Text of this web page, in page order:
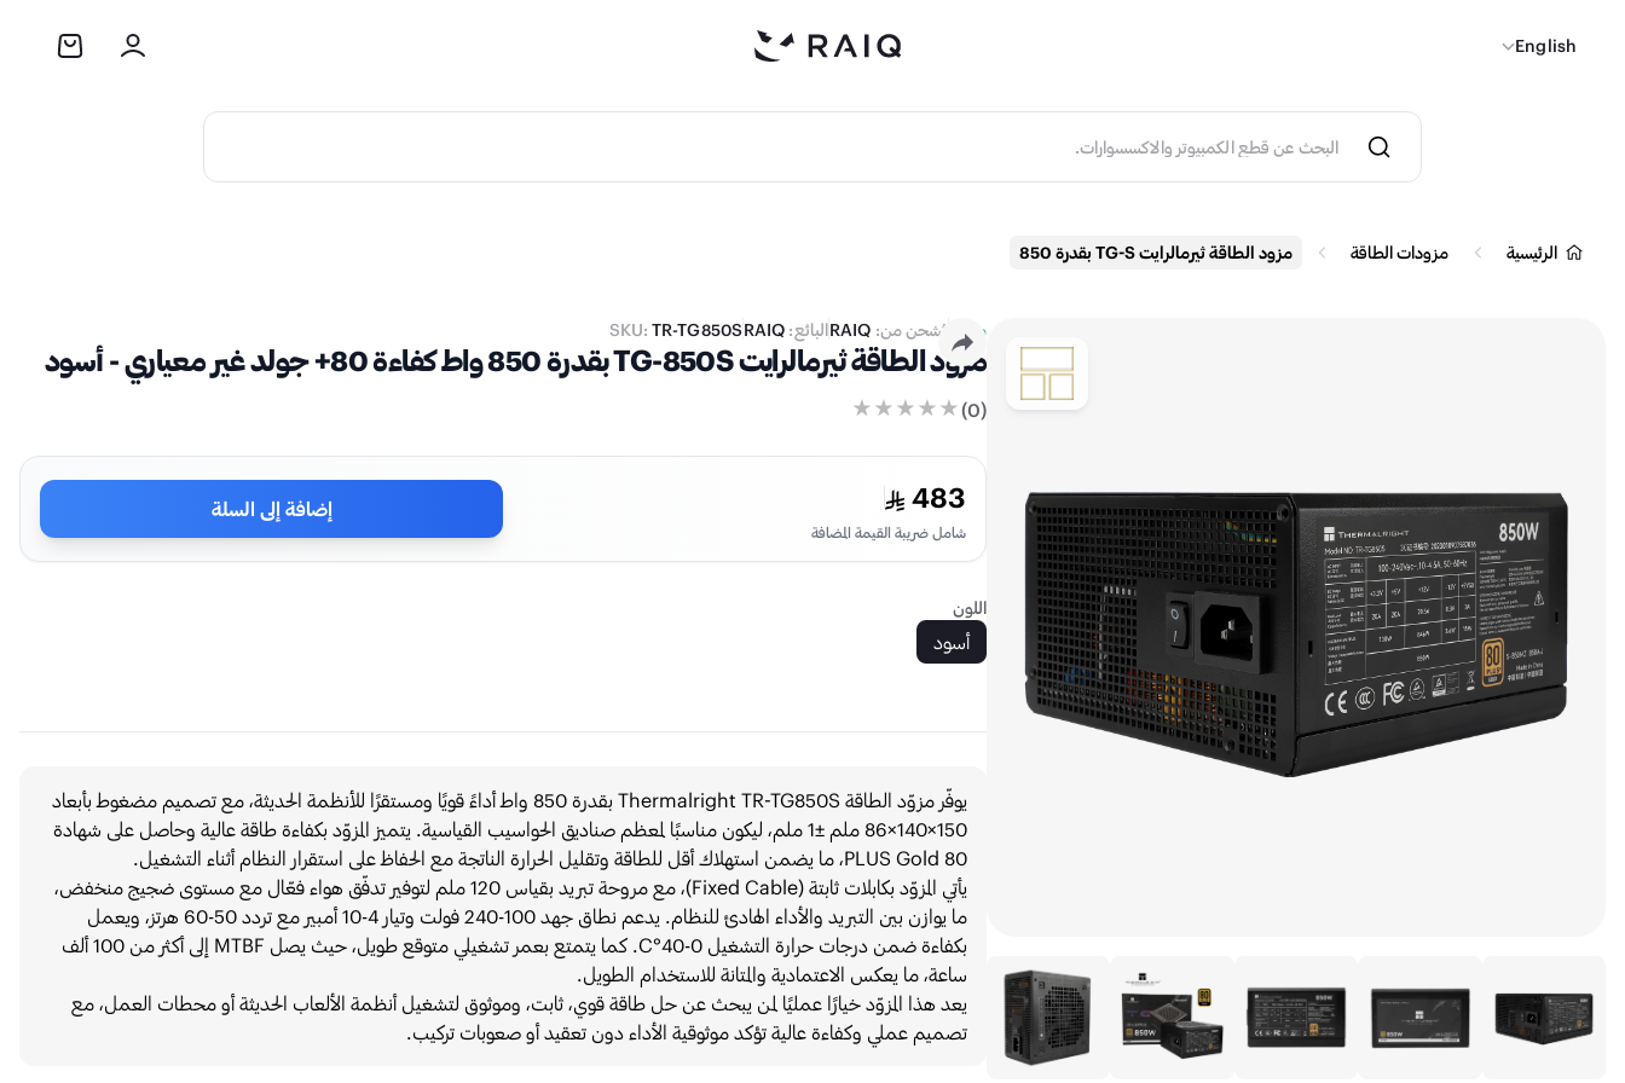
English
الرئيسية مزودات الطاقة مزود الطاقة ثيرمالرايت TG-S بقدرة 850
متوفر يُشحن من: RAIQالبائع: RAIQ
SKU: TR-TG850S
مزود الطاقة ثيرمالرايت TG-850S بقدرة 850 واط كفاءة 80+ جولد غير معياري - أسود
(
0
)
483
شامل ضريبة القيمة المضافة
إضافة إلى السلة
اللون
أسود
يوفّر مزوّد الطاقة Thermalright TR-TG850S بقدرة 850 واط أداءً قويًا ومستقرًا للأنظمة الحديثة، مع تصميم مضغوط بأبعاد
150×140×86 ملم ±1 ملم، ليكون مناسبًا لمعظم صناديق الحواسيب القياسية. يتميز المزوّد بكفاءة طاقة عالية وحاصل على شهادة
80 PLUS Gold، ما يضمن استهلاك أقل للطاقة وتقليل الحرارة الناتجة مع الحفاظ على استقرار النظام أثناء التشغيل.
يأتي المزوّد بكابلات ثابتة (Fixed Cable)، مع مروحة تبريد بقياس 120 ملم لتوفير تدفّق هواء فعّال مع مستوى ضجيج منخفض،
ما يوازن بين التبريد والأداء الهادئ للنظام. يدعم نطاق جهد 100-240 فولت وتيار 4-10 أمبير مع تردد 50-60 هرتز، ويعمل
بكفاءة ضمن درجات حرارة التشغيل 0-40°C. كما يتمتع بعمر تشغيلي متوقع طويل، حيث يصل MTBF إلى أكثر من 100 ألف
ساعة، ما يعكس الاعتمادية والمتانة للاستخدام الطويل.
يعد هذا المزوّد خيارًا عمليًا لمن يبحث عن حل طاقة قوي، ثابت، وموثوق لتشغيل أنظمة الألعاب الحديثة أو محطات العمل، مع
تصميم عملي وكفاءة عالية تؤكد موثوقية الأداء دون تعقيد أو صعوبات تركيب.